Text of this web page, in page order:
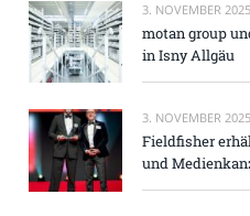
3. NOVEMBER 2025
motan group
in Isny Allgäu
3. NOVEMBER 2025
Fieldfisher
und